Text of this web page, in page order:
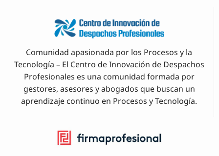
Comunidad apasionada por los Procesos y la
Tecnología – El Centro de Innovación de Despachos
Profesionales es una comunidad formada por
gestores, asesores y abogados que buscan un
aprendizaje continuo en Procesos y Tecnología.